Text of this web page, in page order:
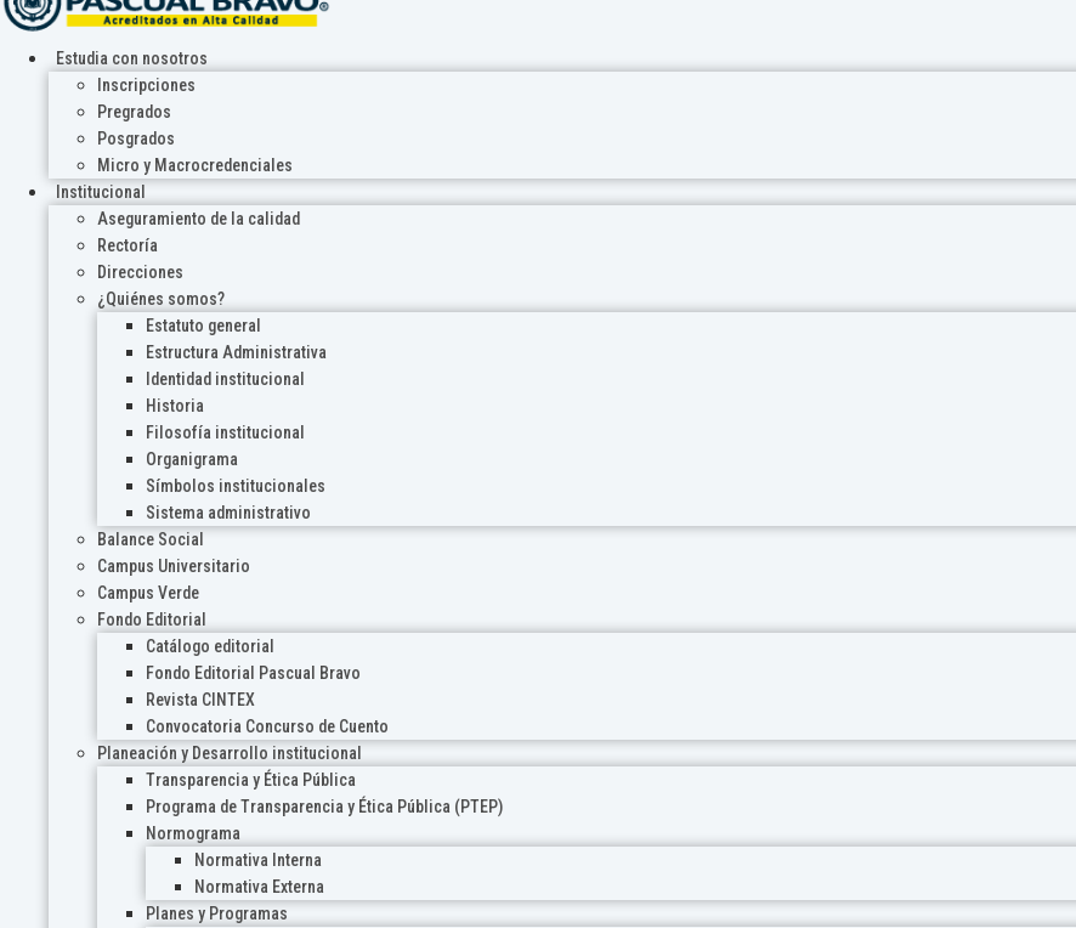
Estudia con nosotros
Inscripciones
Pregrados
Posgrados
Micro y Macrocredenciales
Institucional
Aseguramiento de la calidad
Rectoría
Direcciones
¿Quiénes somos?
Estatuto general
Estructura Administrativa
Identidad institucional
Historia
Filosofía institucional
Organigrama
Símbolos institucionales
Sistema administrativo
Balance Social
Campus Universitario
Campus Verde
Fondo Editorial
Catálogo editorial
Fondo Editorial Pascual Bravo
Revista CINTEX
Convocatoria Concurso de Cuento
Planeación y Desarrollo institucional
Transparencia y Ética Pública
Programa de Transparencia y Ética Pública (PTEP)
Normograma
Normativa Interna
Normativa Externa
Planes y Programas